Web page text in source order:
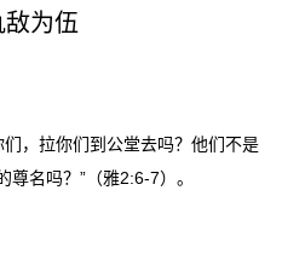
为伍
，拉你们到公堂去吗？他们不是
尊名吗？”（雅2:6-7）。